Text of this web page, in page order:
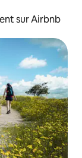
sur Airbnb